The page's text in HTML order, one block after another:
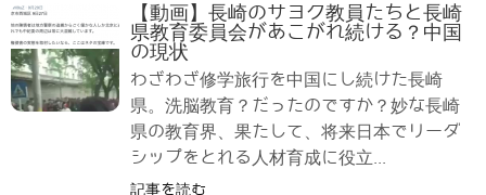
【動画】長崎のサヨク教員たちと長崎
県教育委員会があこがれ続ける？中国
の現状
わざわざ修学旅行を中国にし続けた長崎
県。洗脳教育？だったのですか？妙な長崎
県の教育界、果たして、将来日本でリーダ
シップをとれる人材育成に役立...
記事を読む